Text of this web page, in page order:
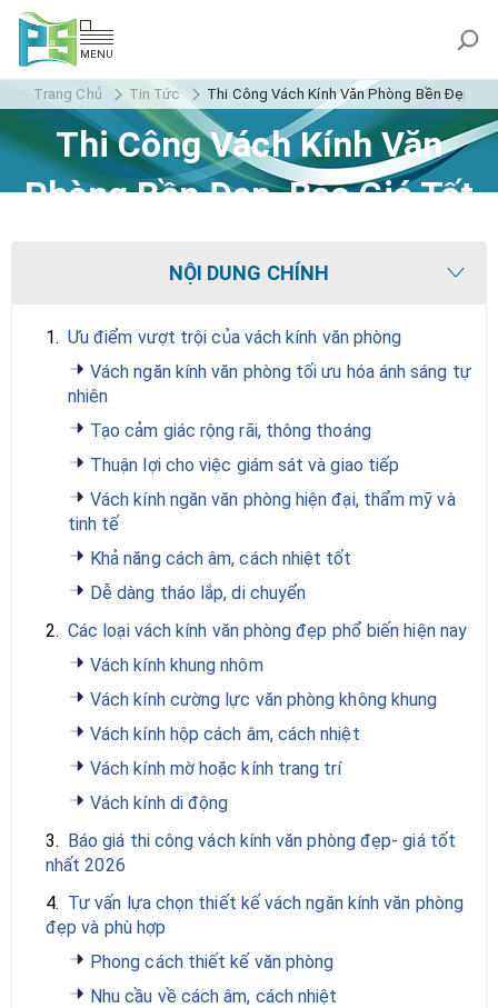
MENU
Trang Chủ Tin Tức Thi Công Vách Kính Văn Phòng Bền Đẹp,
Thi Công Vách Kính Văn
Phòng Bền Đẹp, Báo Giá Tốt
NỘI DUNG CHÍNH
1. Ưu điểm vượt trội của vách kính văn phòng
Vách ngăn kính văn phòng tối ưu hóa ánh sáng tự
nhiên
Tạo cảm giác rộng rãi, thông thoáng
Thuận lợi cho việc giám sát và giao tiếp
Vách kính ngăn văn phòng hiện đại, thẩm mỹ và
tinh tế
Khả năng cách âm, cách nhiệt tốt
Dễ dàng tháo lắp, di chuyển
2. Các loại vách kính văn phòng đẹp phổ biến hiện nay
Vách kính khung nhôm
Vách kính cường lực văn phòng không khung
Vách kính hộp cách âm, cách nhiệt
Vách kính mờ hoặc kính trang trí
Vách kính di động
3. Báo giá thi công vách kính văn phòng đẹp- giá tốt
nhất 2026
4. Tư vấn lựa chọn thiết kế vách ngăn kính văn phòng
đẹp và phù hợp
Phong cách thiết kế văn phòng
Nhu cầu về cách âm, cách nhiệt